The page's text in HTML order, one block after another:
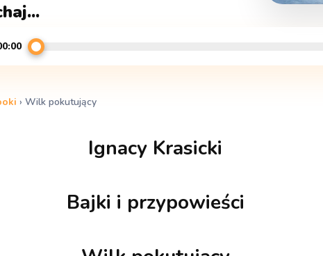
›Wilk pokutujący
Ignacy Krasicki
Bajki i przypowieści